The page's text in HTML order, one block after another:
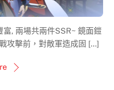
, 兩場共兩件SSR~ 鏡面鎧
攻擊前，對敵軍造成固 […]